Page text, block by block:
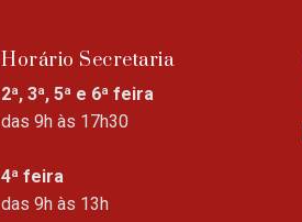
Horário Secretaria
2ª, 3ª, 5ª e 6ª feira
das 9h às 17h30
4ª feira
das 9h às 13h